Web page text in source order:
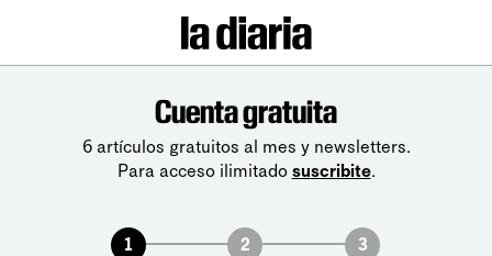
Cuenta gratuita
6 artículos gratuitos al mes y newsletters.
Para acceso ilimitado suscribite.
1 2 3